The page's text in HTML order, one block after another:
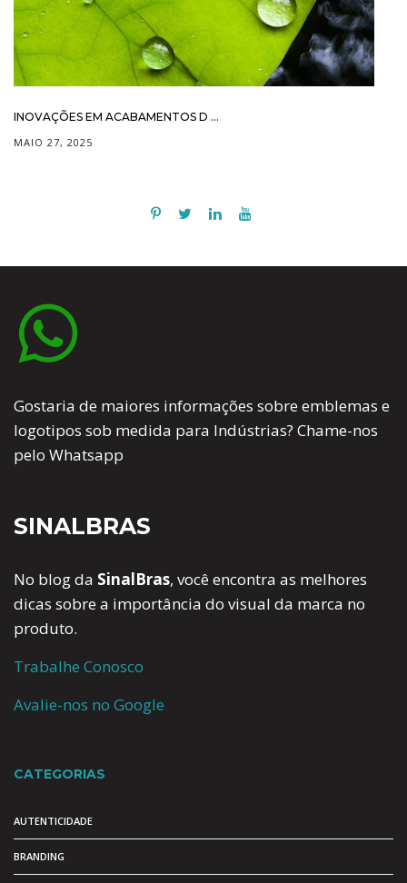
INOVAÇÕES EM ACABAMENTOS D ...
MAIO 27, 2025
Gostaria de maiores informações sobre emblemas e
logotipos sob medida para Indústrias? Chame-nos
pelo Whatsapp
SINALBRAS
No blog da SinalBras, você encontra as melhores
dicas sobre a importância do visual da marca no
produto.
Trabalhe Conosco
Avalie-nos no Google
CATEGORIAS
AUTENTICIDADE
BRANDING